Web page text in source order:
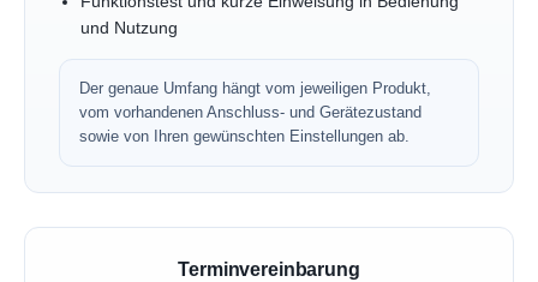
und Nutzung
Der genaue Umfang hängt vom jeweiligen Produkt,
vom vorhandenen Anschluss- und Gerätezustand
sowie von Ihren gewünschten Einstellungen ab.
Terminvereinbarung